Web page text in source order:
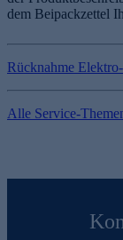
dem Beipackzettel
Rücknahme
Alle Service-